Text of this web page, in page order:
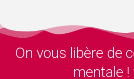
On vous libère de
mentale !